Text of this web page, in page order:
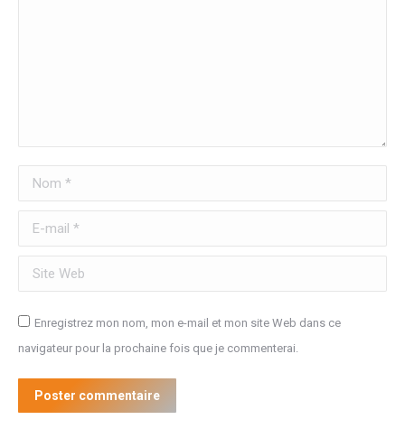
Nom *
E-mail *
Site Web
Enregistrez mon nom, mon e-mail et mon site Web dans ce
navigateur pour la prochaine fois que je commenterai.
Poster commentaire